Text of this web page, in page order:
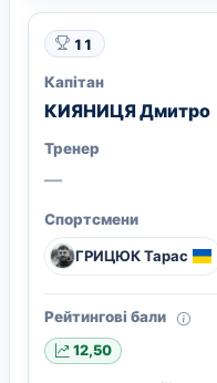
11
Капітан
КИЯНИЦЯ Дмитро
Тренер
—
Спортсмени
ГРИЦЮК Тарас
Рейтингові бали
12,50